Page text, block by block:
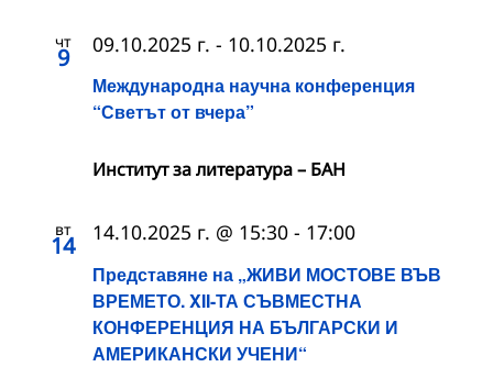
чт
9
Международна научна конференция
“Светът от вчера”
09.10.2025 г. - 10.10.2025 г.
Институт за литература – БАН
вт
14
Представяне на „ЖИВИ МОСТОВЕ ВЪВ
ВРЕМЕТО. XII-ТА СЪВМЕСТНА
КОНФЕРЕНЦИЯ НА БЪЛГАРСКИ И
АМЕРИКАНСКИ УЧЕНИ“
14.10.2025 г. @ 15:30 - 17:00